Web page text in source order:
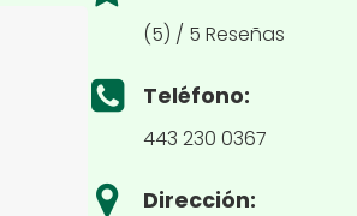
(5) / 5 Reseñas
Teléfono:
443 230 0367
Dirección: